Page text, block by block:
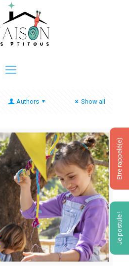
Etre rappelé(e)
Je postule !
Authors Show all